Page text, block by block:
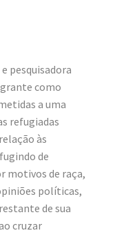
pesquisadora
como
a uma
refugiadas
às
de
motivos de raça,
políticas,
de sua
cruzar